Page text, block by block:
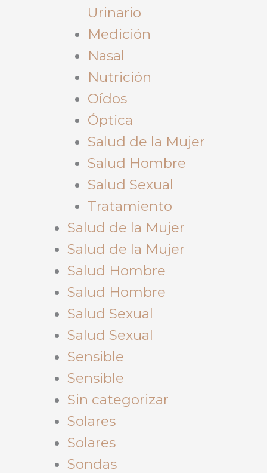
Urinario
Medición
Nasal
Nutrición
Oídos
Óptica
Salud de la Mujer
Salud Hombre
Salud Sexual
Tratamiento
Salud de la Mujer
Salud de la Mujer
Salud Hombre
Salud Hombre
Salud Sexual
Salud Sexual
Sensible
Sensible
Sin categorizar
Solares
Solares
Sondas